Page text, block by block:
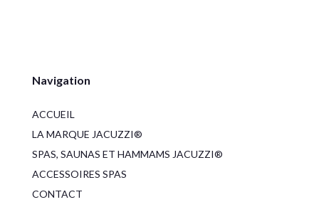
Navigation
ACCUEIL
LA MARQUE JACUZZI®
SPAS, SAUNAS ET HAMMAMS JACUZZI®
ACCESSOIRES SPAS
CONTACT